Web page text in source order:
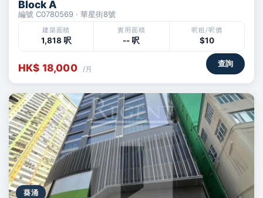
Block A
編號 C0780569 · 華星街8號
建築面積
1,818 呎
實用面積
-- 呎
呎租/呎價
$10
HK$ 18,000 /月
查詢
葵涌